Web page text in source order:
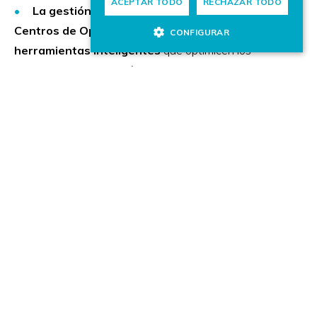
La gestión de la oferta y la demanda en los
Centros de Operación requieren de
herramientas inteligentesque optimicen los
procesos de planificación y mantenimiento de las
CONFIGURAR